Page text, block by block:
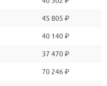
45 805 ₽
40 140 ₽
37 470 ₽
70 246 ₽